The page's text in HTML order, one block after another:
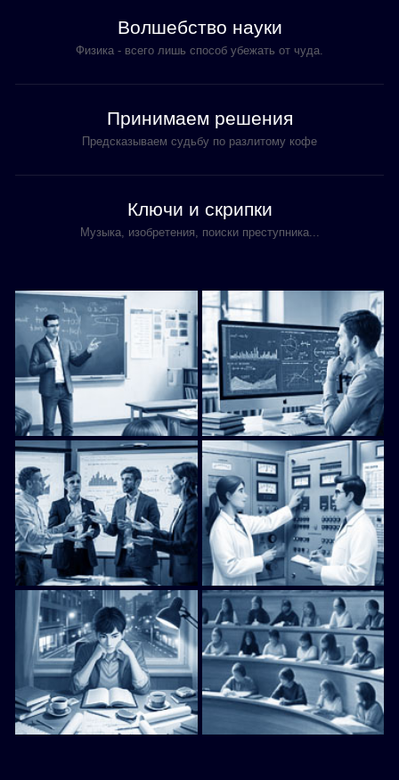
Волшебство науки
Физика - всего лишь способ убежать от чуда.
Принимаем решения
Предсказываем судьбу по разлитому кофе
Ключи и скрипки
Музыка, изобретения, поиски преступника...